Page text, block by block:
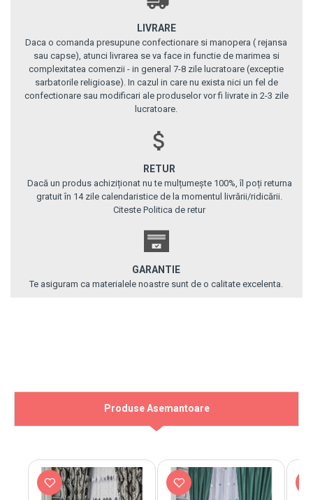
LIVRARE
Daca o comanda presupune confectionare si manopera ( rejansa
sau capse), atunci livrarea se va face in functie de marimea si
complexitatea comenzii - in general 7-8 zile lucratoare (exceptie
sarbatorile religioase). In cazul in care nu exista nici un fel de
confectionare sau modificari ale produselor vor fi livrate in 2-3 zile
lucratoare.
RETUR
Dacă un produs achiziționat nu te mulțumește 100%, îl poți returna
gratuit în 14 zile calendaristice de la momentul livrării/ridicării.
Citeste Politica de retur
GARANTIE
Te asiguram ca materialele noastre sunt de o calitate excelenta.
Produse Asemantoare